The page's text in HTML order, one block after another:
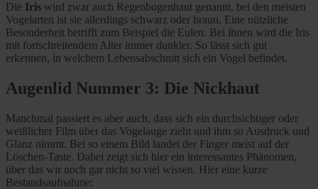
Die Iris wird zwar auch Regenbogenhaut genannt, bei den meisten
Vogelarten ist sie allerdings schwarz oder braun. Eine nützliche
Besonderheit betrifft zum Beispiel die Eulen. Bei ihnen wird die Iris
mit fortschreitendem Alter immer dunkler. So lässt sich gut
erkennen, in welchem Lebensabschnitt sich ein Vogel befindet.
Augenlid Nummer 3: Die Nickhaut
Manchmal passiert es aber auch, dass sich ein durchsichtiger oder
weißlicher Film über das Vogelauge zieht und ihm so Ausdruck und
Glanz nimmt. Bei so einem Bild landet der Finger meist auf der
Löschen-Taste. Dabei zeigt sich hier ein interessantes Phänomen,
über das wir noch gar nicht so viel wissen. Hier eine kurze
Bestandsaufnahme: